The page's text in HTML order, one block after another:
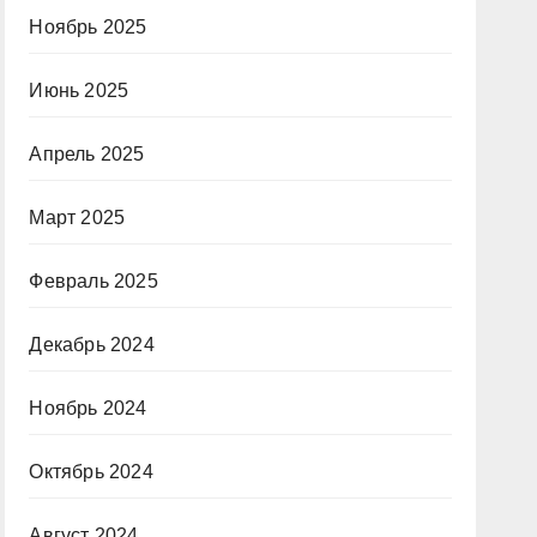
Ноябрь 2025
Июнь 2025
Апрель 2025
Март 2025
Февраль 2025
Декабрь 2024
Ноябрь 2024
Октябрь 2024